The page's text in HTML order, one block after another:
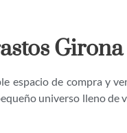
espacio de compra y
universo lleno